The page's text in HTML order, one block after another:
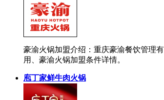
豪渝火锅加盟介绍：重庆豪渝餐饮管理
用、豪渝火锅加盟条件详情。
庖丁家鲜牛肉火锅